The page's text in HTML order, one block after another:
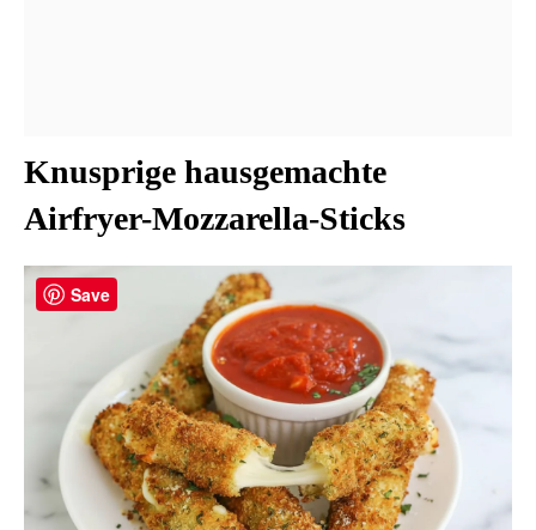
Knusprige hausgemachte
Airfryer-Mozzarella-Sticks
Save